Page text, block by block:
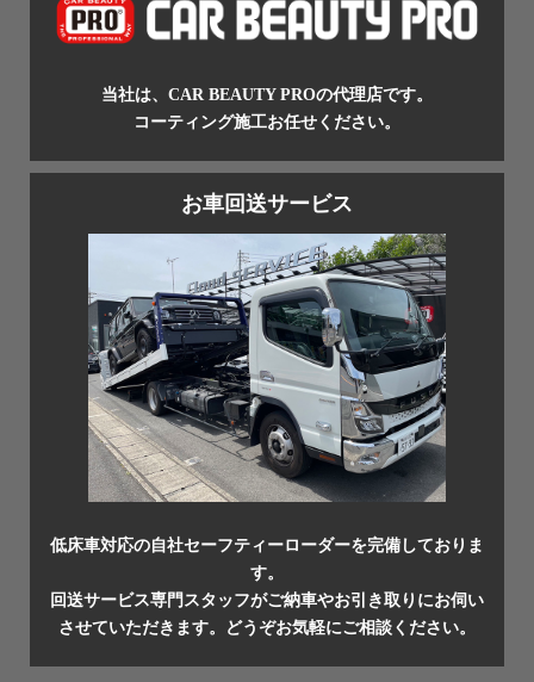
当社は、CAR BEAUTY PROの代理店です。
コーティング施工お任せください。
お車回送サービス
低床車対応の自社セーフティーローダーを完備しておりま
す。
回送サービス専門スタッフがご納車やお引き取りにお伺い
させていただきます。どうぞお気軽にご相談ください。